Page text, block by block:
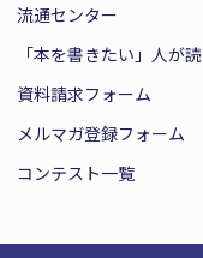
流通センター
「本を書きたい」人が
資料請求フォーム
メルマガ登録フォーム
コンテスト一覧